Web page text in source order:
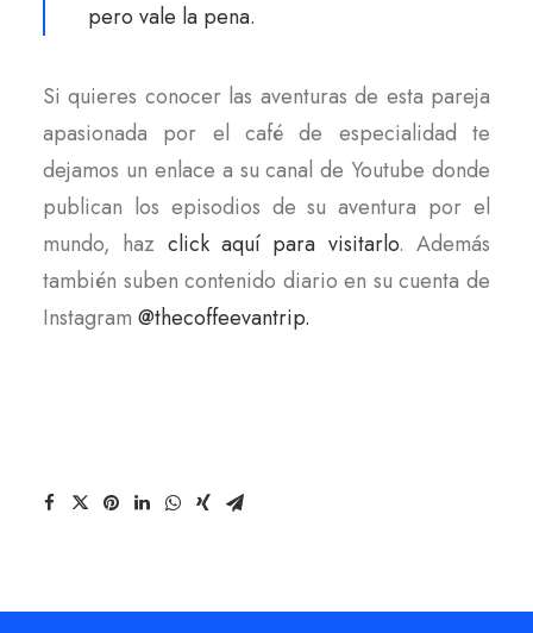
pero vale la pena.
Si quieres conocer las aventuras de esta pareja
apasionada por el café de especialidad te
dejamos un enlace a su canal de Youtube donde
publican los episodios de su aventura por el
mundo, haz click aquí para visitarlo. Además
también suben contenido diario en su cuenta de
Instagram @thecoffeevantrip.